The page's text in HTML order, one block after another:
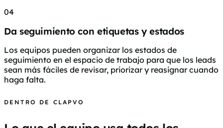
04
Da seguimiento con etiquetas y estados
Los equipos pueden organizar los estados de
seguimiento en el espacio de trabajo para que los leads
sean más fáciles de revisar, priorizar y reasignar cuando
haga falta.
DENTRO DE CLAPVO